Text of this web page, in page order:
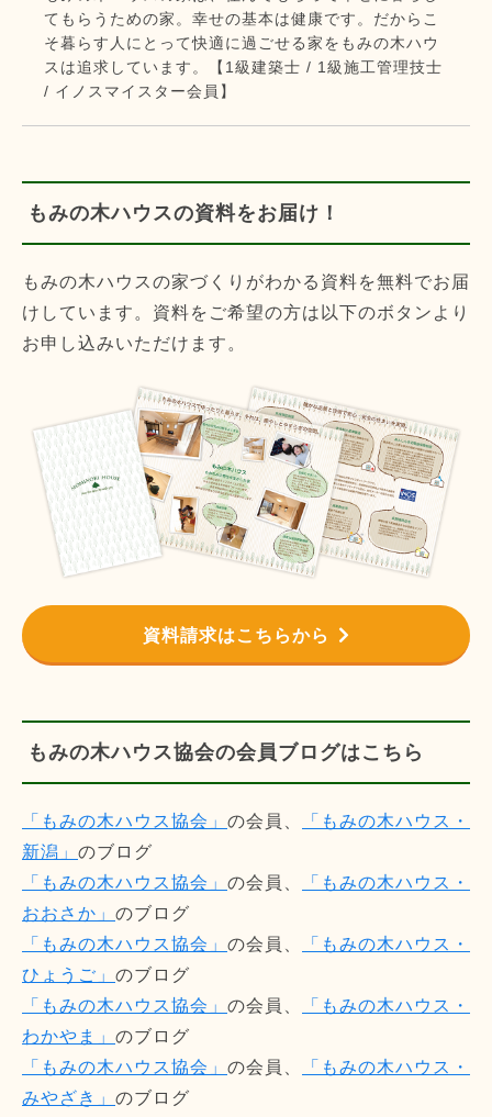
てもらうための家。幸せの基本は健康です。だからこ
そ暮らす人にとって快適に過ごせる家をもみの木ハウ
スは追求しています。【1級建築士 / 1級施工管理技士
/ イノスマイスター会員】
もみの木ハウスの資料をお届け！
もみの木ハウスの家づくりがわかる資料を無料でお届
けしています。資料をご希望の方は以下のボタンより
お申し込みいただけます。
資料請求はこちらから
もみの木ハウス協会の会員ブログはこちら
「もみの木ハウス協会」 の会員、
「もみの木ハウス・
新潟」 のブログ
「もみの木ハウス協会」 の会員、
「もみの木ハウス・
おおさか」 のブログ
「もみの木ハウス協会」 の会員、
「もみの木ハウス・
ひょうご」 のブログ
「もみの木ハウス協会」 の会員、
「もみの木ハウス・
わかやま」 のブログ
「もみの木ハウス協会」 の会員、
「もみの木ハウス・
みやざき」 のブログ